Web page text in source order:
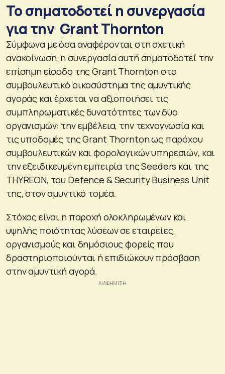
Το σηματοδοτεί η συνεργασία
για την Grant Thornton
Σύμφωνα με όσα αναφέρονται στη σχετική
ανακοίνωση, η συνεργασία αυτή σηματοδοτεί την
επίσημη είσοδο της Grant Thornton στο
συμβουλευτικό οικοσύστημα της αμυντικής
αγοράς και έρχεται να αξιοποιήσει τις
συμπληρωματικές δυνατότητες των δύο
οργανισμών: την εμβέλεια, την τεχνογνωσία και
τις υποδομές της Grant Thornton ως παρόχου
συμβουλευτικών και φορολογικών υπηρεσιών, και
την εξειδικευμένη εμπειρία της Seeders και της
THYREON, του Defence & Security Business Unit
της, στον αμυντικό τομέα.
Στόχος είναι η παροχή ολοκληρωμένων και
υψηλής ποιότητας λύσεων σε εταιρείες,
οργανισμούς και δημόσιους φορείς που
δραστηριοποιούνται ή επιδιώκουν πρόσβαση
στην αμυντική αγορά.